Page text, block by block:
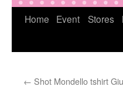
VaiHome Event Stores
← Shot Mondello tshirt